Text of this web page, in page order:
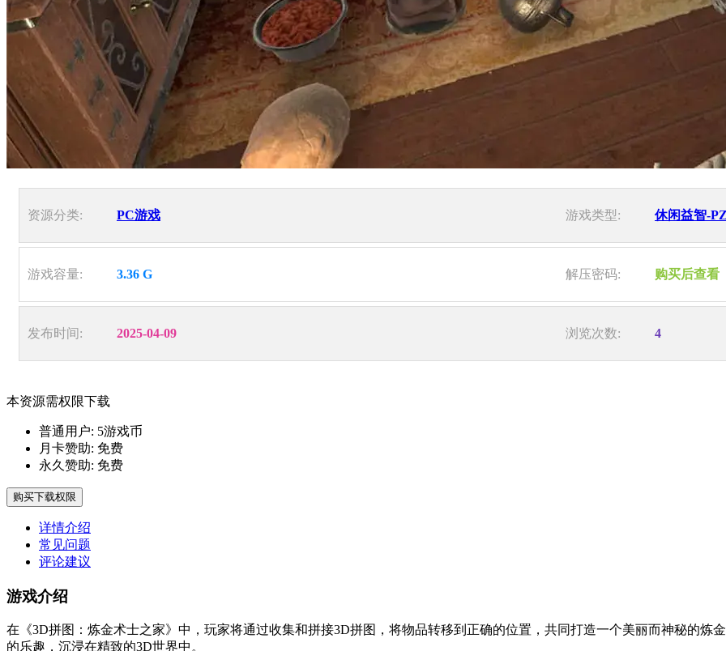
资源分类: PC游戏 游戏类型: 休闲益智-
游戏容量: 3.36 G 解压密码: 购买后查看
发布时间: 2025-04-09 浏览次数: 4
本资源需权限下载
普通用户: 5游戏币
月卡赞助: 免费
永久赞助: 免费
购买下载权限
详情介绍
常见问题
评论建议
游戏介绍
在《3D拼图：炼金术士之家》中，玩家将通过收集和拼接3D拼图，将物品转移到正确的位置，共同打造一个美丽而神秘的炼
的乐趣，沉浸在精致的3D世界中。